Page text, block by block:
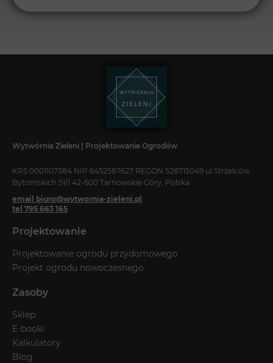
Wytwórnia Zieleni | Projektowanie Ogrodów
KRS 0001107384 NIP 6452587627 REGON 528715049 ul Strzelców
Bytomskich 51/1 42-600 Tarnowskie Góry, Polska
email biuro@wytwornia-zieleni.pl
tel 795 663 165
Projektowanie
Projektowanie ogrodu przydomowego
Projekt ogrodu nowoczesnego
Zasoby
Sklep
E-booki
Kalkulatory
Blog